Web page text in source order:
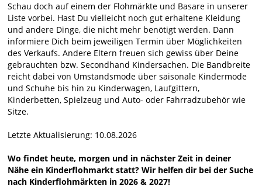
Schau doch auf einem der Flohmärkte und Basare in unserer
Liste vorbei. Hast Du vielleicht noch gut erhaltene Kleidung
und andere Dinge, die nicht mehr benötigt werden. Dann
informiere Dich beim jeweiligen Termin über Möglichkeiten
des Verkaufs. Andere Eltern freuen sich gewiss über Deine
gebrauchten bzw. Secondhand Kindersachen. Die Bandbreite
reicht dabei von Umstandsmode über saisonale Kindermode
und Schuhe bis hin zu Kinderwagen, Laufgittern,
Kinderbetten, Spielzeug und Auto- oder Fahrradzubehör wie
Sitze.
Letzte Aktualisierung: 10.08.2026
Wo findet heute, morgen und in nächster Zeit in deiner
Nähe ein Kinderflohmarkt statt? Wir helfen dir bei der Suche
nach Kinderflohmärkten in 2026 & 2027!